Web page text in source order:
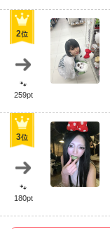
2位
🐾
259pt
3位
🐾
180pt